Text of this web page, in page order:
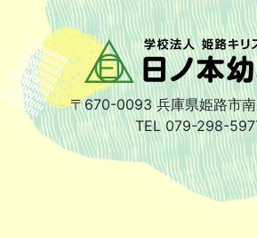
〒670-0093 兵庫県姫路市
TEL 079-298-